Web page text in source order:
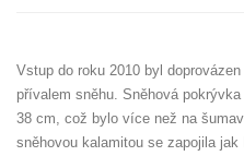
Vstup do roku 2010 byl
přívalem sněhu. Sněhová
38 cm, což bylo více než na
sněhovou kalamitou se zapojila